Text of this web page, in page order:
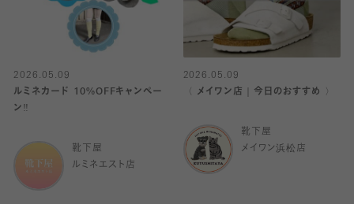
2026.05.09
ルミネカード 10%OFFキャンペー
ン‼️
靴下屋
ルミネエスト店
2026.05.09
〈 メイワン店｜今日のおすすめ 〉
靴下屋
メイワン浜松店